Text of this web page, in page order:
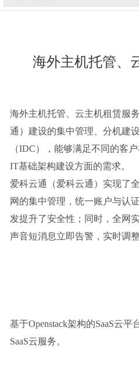
海外主机托管、
海外主机托管、云主机租赁服
通）建设的集中管理、分机建
（IDC），能够满足不同的客
IT基础架构建设方面的需求。
爱科云通（爱科云通）实现了
网的集中管理，统一账户与认
发提升了安全性；同时，全网
声音短消息立即告警，实时调
基于Openstack架构的SaaS云
SaaS云服务。